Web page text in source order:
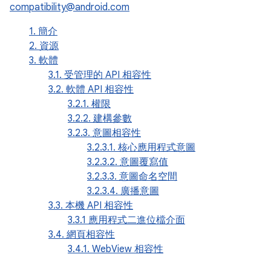
compatibility@android.com
1. 簡介
2. 資源
3. 軟體
3.1. 受管理的 API 相容性
3.2. 軟體 API 相容性
3.2.1. 權限
3.2.2. 建構參數
3.2.3. 意圖相容性
3.2.3.1. 核心應用程式意圖
3.2.3.2. 意圖覆寫值
3.2.3.3. 意圖命名空間
3.2.3.4. 廣播意圖
3.3. 本機 API 相容性
3.3.1 應用程式二進位檔介面
3.4. 網頁相容性
3.4.1. WebView 相容性